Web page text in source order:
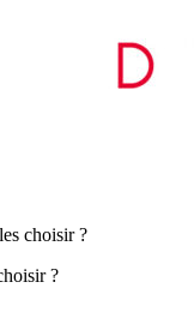
choisir ?